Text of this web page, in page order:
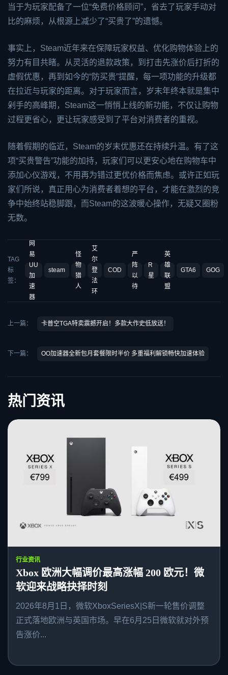
当于为玩家配备了一位“免费价格顾问”，省去了玩家手动对
比的麻烦，从根源上减少了“买贵了”的遗憾。
事实上，Steam近年来在保障玩家权益、优化购物体验上的
努力有目共睹。从灵活的退款政策，到打击先涨价后打折的
虚假优惠，再到如今的“防买贵”提醒，每一项功能的升级都
在拉近与玩家的距离。对于玩家而言，岁末年终本就是集中
剁手的高峰期，Steam这一悄悄上线的新功能，不仅让购物
过程更省心，更让玩家感受到了平台对消费者的重视。
随着假期的临近，Steam的岁末优惠还在持续升温。有了这
项“买贵警告”功能的加持，玩家们可以更安心地在购物车中
添加心仪游戏，不用再为错过更优价格而焦虑。或许正如玩
家们所说，真正用心为消费者着想的平台，才能在激烈的竞
争中始终站稳脚跟，而Steam的这波暖心操作，无疑又圈粉
无数。
TAG
标
签：
网
易
UU
加
速
器
steam
怪
物
猎
人
艾
尔
登
法
环
COD
严
阵
以
待
R
星
英
雄
联
盟
GTA6 GOG
上一篇： 卡普空TGA特卖震撼开启！多款大作史低放送！
下一篇： OO加速器全新包月套餐限时半价 多重福利解锁畅快加速体验
热门资讯
行业资讯
Xbox 欧洲大幅调价最高涨幅 200 欧元！微
软迎来战略抉择时刻
2026年8月1日，微软XboxSeriesX|S新一轮售价调整
正式落地欧洲与英国市场。早在6月25日微软就对外预
告涨价...